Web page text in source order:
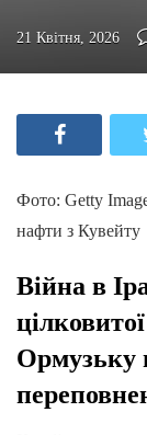
21 Квітня, 2026
Фото: Getty
нафти з Кувейту
Війна в
Ормузьку